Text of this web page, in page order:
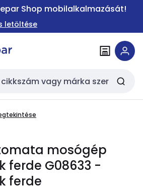
Shop mobilalkalmazását!
letöltése
mosógép
ferde G08633 -
ferde